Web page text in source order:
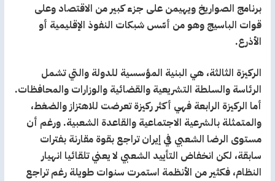
برنامج الصواريخ ويهيمن على جزء كبير من الاقتصاد وعلى
قوات الباسيج وهو من أسّس شبكات النفوذ الإقليمية أو
الأذرع.
الركيزة الثالثة، هي البنية المؤسسية للدولة والتي تشمل
الرئاسة والسلطة التشريعية والقضائية والوزارات والمحافظات.
أما الركيزة الرابعة فهي أكثر ركيزة تعرضت للاهتزاز والضغط،
والمتمثلة بالشرعية الاجتماعية والقاعدة الشعبية. ورغم أن
مستوى الرضا الشعبي في إيران تراجع بقوة مقارنة بفترات
سابقة، لكن انخفاض التأييد الشعبي لا يعني تلقائيا انهيار
النظام، فكثير من الأنظمة استمرت سنوات طويلة رغم تراجع